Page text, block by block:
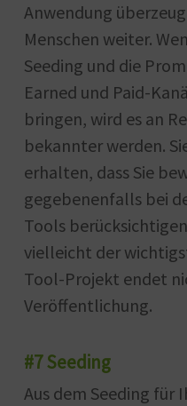
Anwendung
Menschen weiter.
Seeding und die
Earned und Paid-
bringen, wird es an
bekannter werden.
erhalten, dass Sie
gegebenenfalls bei
Tools
vielleicht der
Tool-Projekt endet
Veröffentlichung.
#7 Seeding
Aus dem Seeding für